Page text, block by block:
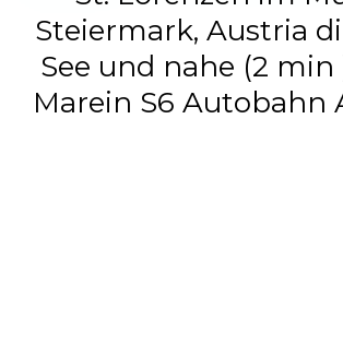
Steiermark, Austria
See und nahe (2 min
Marein S6 Autobahn